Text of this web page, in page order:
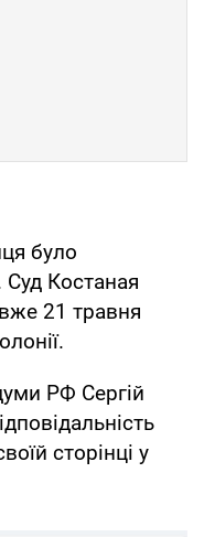
було
Суд Костаная
21 травня
РФ Сергій
сторінці у